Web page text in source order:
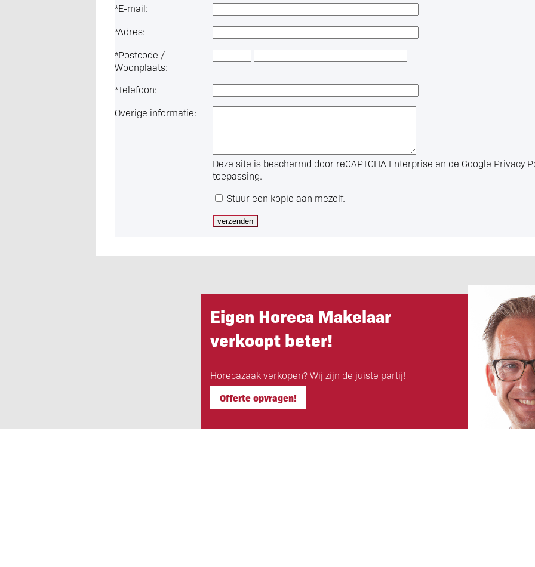
*E-mail:
*Adres:
*Postcode /
Woonplaats:
*Telefoon:
Overige informatie:
Deze site is beschermd door reCAPTCHA Enterprise en de Google Privacy
toepassing.
Stuur een kopie aan mezelf.
Eigen Horeca Makelaar
verkoopt beter!
Horecazaak verkopen? Wij zijn de juiste partij!
Offerte opvragen!